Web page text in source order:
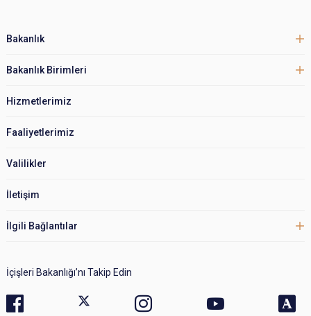
Bakanlık
Bakanlık Birimleri
Hizmetlerimiz
Faaliyetlerimiz
Valilikler
İletişim
İlgili Bağlantılar
İçişleri Bakanlığı’nı Takip Edin